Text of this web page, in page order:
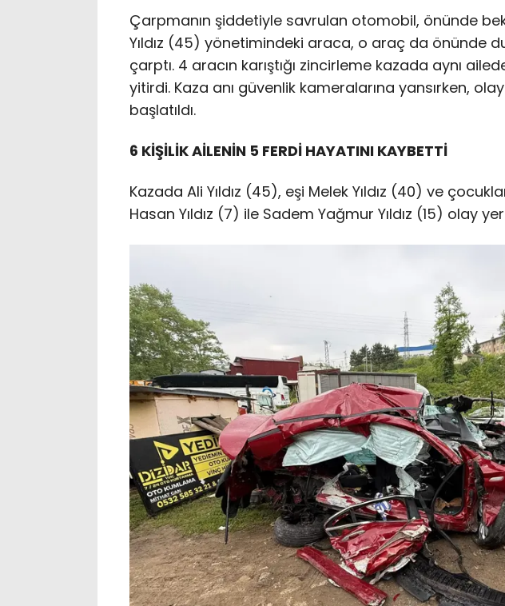
Çarpmanın şiddetiyle savrulan otomobil, önünde
Yıldız (45) yönetimindeki araca, o araç da önünde
çarptı. 4 aracın karıştığı zincirleme kazada aynı
yitirdi. Kaza anı güvenlik kameralarına yansırken,
başlatıldı.
6 KİŞİLİK AİLENİN 5 FERDİ HAYATINI KAYBETTİ
Kazada Ali Yıldız (45), eşi Melek Yıldız (40) ve
Hasan Yıldız (7) ile Sadem Yağmur Yıldız (15) olay